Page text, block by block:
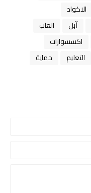
الاكواد
ﺁﺑﻞ
العاب
اكسسوارات
التعليم
حماية